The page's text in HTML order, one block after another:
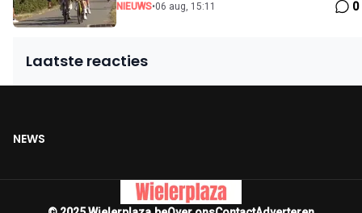
NIEUWS•06 aug, 15:11 0
Laatste reacties
NEWS